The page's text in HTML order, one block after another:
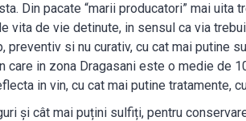
Din pacate “marii producatori” mai uita
de vie detinute, in sensul ca via
si nu curativ, cu cat mai putine
care in zona Dragasani este o medie de
in vin, cu cat mai putine tratamente,
și cât mai puțini sulfiți, pentru